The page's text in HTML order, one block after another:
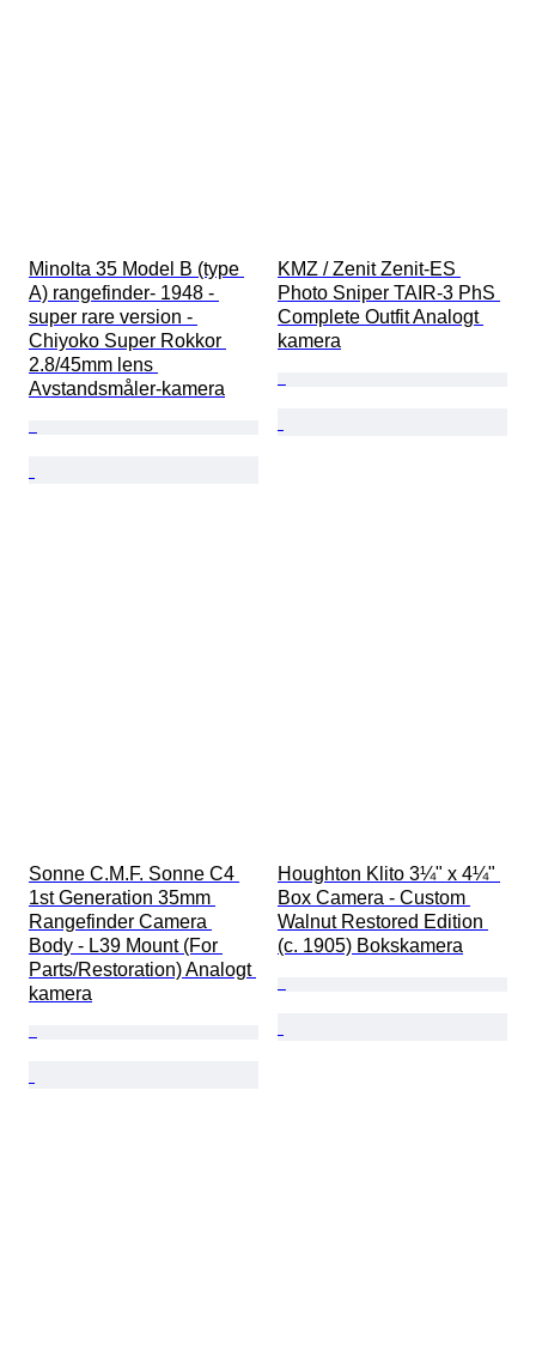
Minolta 35 Model B (type
A) rangefinder- 1948 -
super rare version -
Chiyoko Super Rokkor
2.8/45mm lens
Avstandsmåler-kamera
KMZ / Zenit Zenit-ES
Photo Sniper TAIR-3 PhS
Complete Outfit Analogt
kamera
Sonne C.M.F. Sonne C4
1st Generation 35mm
Rangefinder Camera
Body - L39 Mount (For
Parts/Restoration) Analogt
kamera
Houghton Klito 3¼" x 4¼"
Box Camera - Custom
Walnut Restored Edition
(c. 1905) Bokskamera